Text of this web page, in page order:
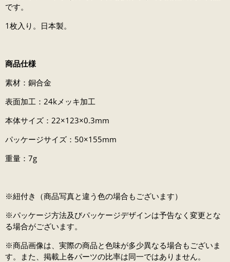
です。
1枚入り。日本製。
商品仕様
素材：銅合金
表面加工：24kメッキ加工
本体サイズ：22×123×0.3mm
パッケージサイズ：50×155mm
重量：7g
※紐付き（商品写真と違う色の場合もございます）
※パッケージ方法及びパッケージデザインは予告なく変更とな
る場合がございます。
※商品画像は、実際の商品と色味が多少異なる場合もございま
す。また、掲載上各パーツの比率は同一ではありません。